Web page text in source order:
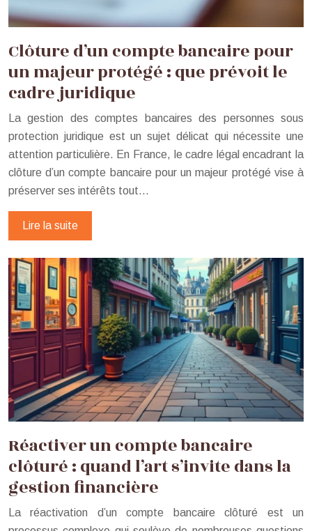
Clôture d’un compte bancaire pour
un majeur protégé : que prévoit le
cadre juridique
La gestion des comptes bancaires des personnes sous
protection juridique est un sujet délicat qui nécessite une
attention particulière. En France, le cadre légal encadrant la
clôture d’un compte bancaire pour un majeur protégé vise à
préserver ses intérêts tout…
Lire la suite
Réactiver un compte bancaire
clôturé : quand l’art s’invite dans la
gestion financière
La réactivation d’un compte bancaire clôturé est un